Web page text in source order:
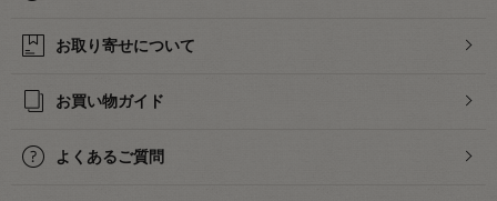
お取り寄せについて
お買い物ガイド
よくあるご質問